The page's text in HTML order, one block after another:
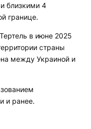
близкими 4
границе.
в июне 2025
страны
между Украиной и
и ранее.